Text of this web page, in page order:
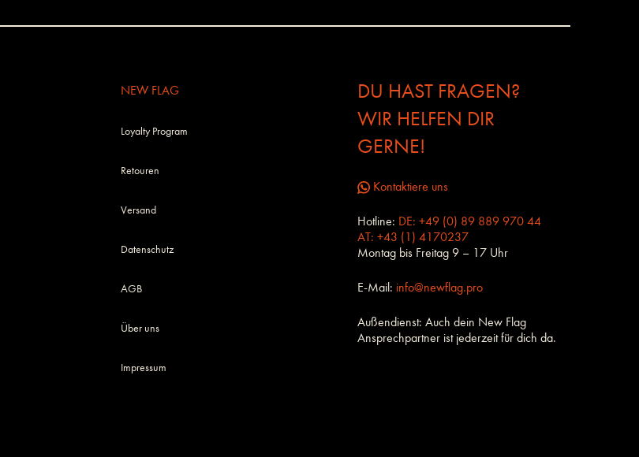
NEW FLAG
Loyalty Program
Retouren
Versand
Datenschutz
AGB
Über uns
Impressum
DU HAST FRAGEN?
WIR HELFEN DIR
GERNE!
Kontaktiere uns
Hotline: DE: +49 (0) 89 889 970 44
AT: +43 (1) 4170237
Montag bis Freitag 9 – 17 Uhr
E-Mail: info@newflag.pro
Außendienst: Auch dein New Flag
Ansprechpartner ist jederzeit für dich da.